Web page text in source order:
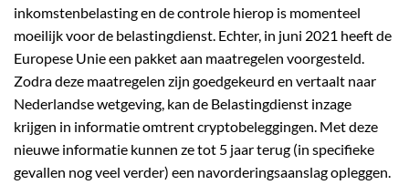
inkomstenbelasting en de controle hierop is momenteel
moeilijk voor de belastingdienst. Echter, in juni 2021 heeft de
Europese Unie een pakket aan maatregelen voorgesteld.
Zodra deze maatregelen zijn goedgekeurd en vertaalt naar
Nederlandse wetgeving, kan de Belastingdienst inzage
krijgen in informatie omtrent cryptobeleggingen. Met deze
nieuwe informatie kunnen ze tot 5 jaar terug (in specifieke
gevallen nog veel verder) een navorderingsaanslag opleggen.